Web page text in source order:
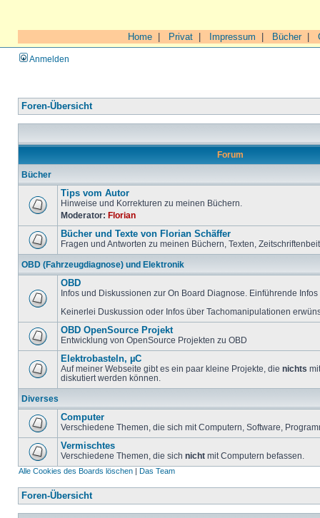
Home Privat Impressum Bücher|
Anmelden
Foren-Übersicht
Forum
Bücher
Tips vom Autor
Hinweise und Korrekturen zu meinen Büchern.
Moderator: Florian
Bücher und Texte von Florian Schäffer
Fragen und Antworten zu meinen Büchern, Texten,
OBD (Fahrzeugdiagnose) und Elektronik
OBD
Infos und Diskussionen zur On Board Diagnose. Einführende
Keinerlei Duskussion oder Infos über Tachomanipulationen
OBD OpenSource Projekt
Entwicklung von OpenSource Projekten zu OBD
Elektrobasteln, µC
Auf meiner Webseite gibt es ein paar kleine Projekte, die nichts
diskutiert werden können.
Diverses
Computer
Verschiedene Themen, die sich mit Computern, Software,
Vermischtes
Verschiedene Themen, die sich nicht mit Computern befassen.
Alle Cookies des Boards löschen | Das Team
Foren-Übersicht